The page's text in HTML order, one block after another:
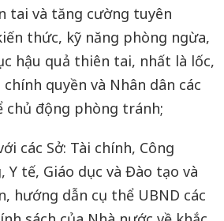
tai và tăng cường tuyên
thức, kỹ năng phòng ngừa,
hậu quả thiên tai, nhất là lốc,
quyền và Nhân dân các
chủ động phòng tránh;
các Sở: Tài chính, Công
Y tế, Giáo dục và Đào tạo và
hướng dẫn cụ thể UBND các